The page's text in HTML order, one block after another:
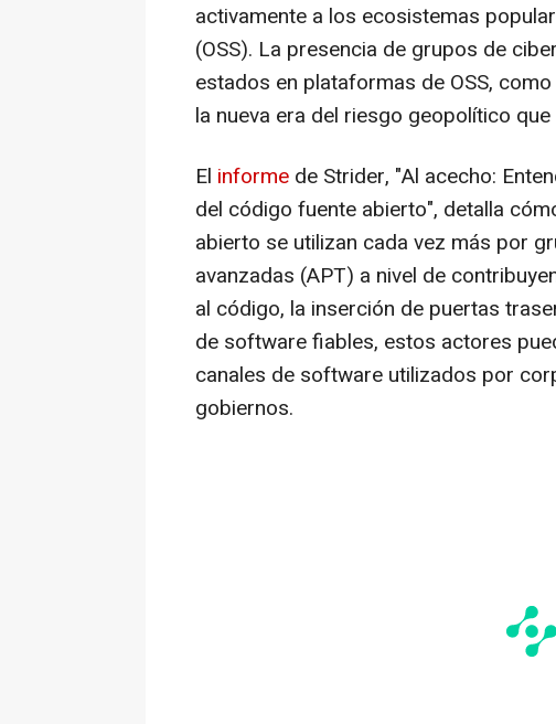
activamente a los ecosistemas
(OSS). La presencia de grupos de
estados en plataformas de OSS,
la nueva era del riesgo geopolítico
El informe de Strider, "Al acecho:
del código fuente abierto", detalla
abierto se utilizan cada vez más por
avanzadas (APT) a nivel de
al código, la inserción de puertas
de software fiables, estos actores
canales de software utilizados por
gobiernos.